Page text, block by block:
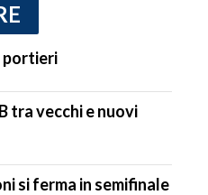
portieri
tra vecchi e nuovi
si ferma in semifinale